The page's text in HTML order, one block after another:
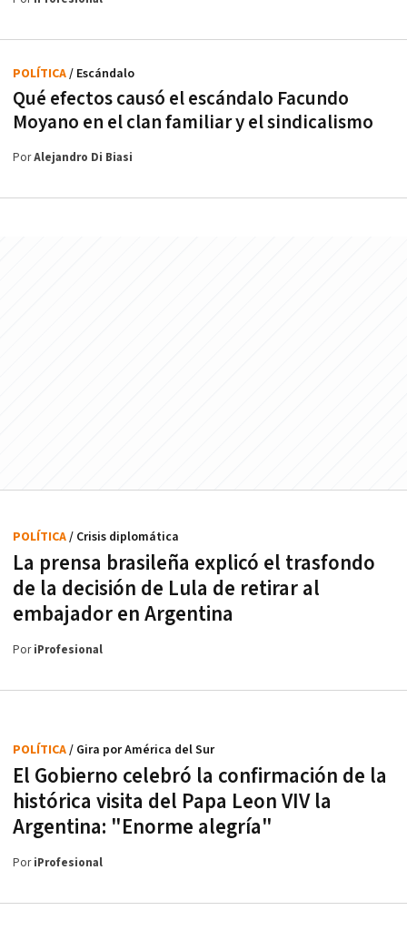
Qué efectos causó el escándalo Facundo
Moyano en el clan familiar y el sindicalismo
POLÍTICA/ Escándalo
PorAlejandro Di Biasi
La prensa brasileña explicó el trasfondo
de la decisión de Lula de retirar al
embajador en Argentina
POLÍTICA/ Crisis diplomática
PoriProfesional
El Gobierno celebró la confirmación de la
histórica visita del Papa Leon VIV la
Argentina: "Enorme alegría"
POLÍTICA/ Gira por América del Sur
PoriProfesional